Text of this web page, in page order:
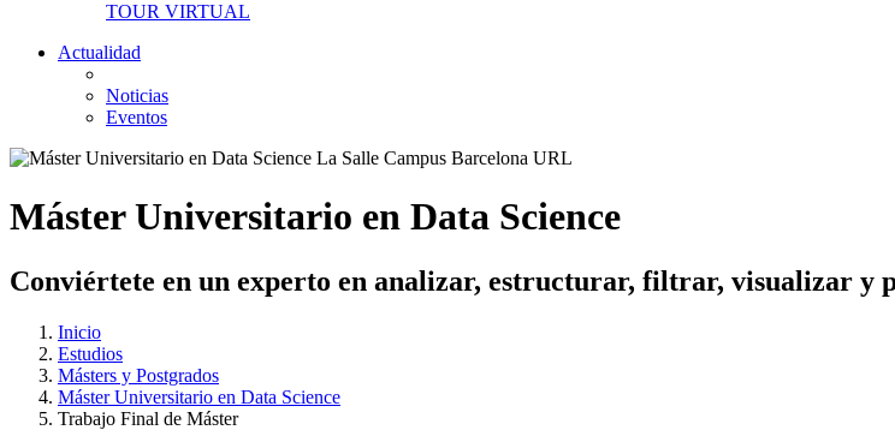
TOUR VIRTUAL
Actualidad
Noticias
Eventos
Máster Universitario en Data Science
Conviértete en un experto en analizar, estructurar, filtrar, visualizar y
Inicio
Estudios
Másters y Postgrados
Máster Universitario en Data Science
Trabajo Final de Máster